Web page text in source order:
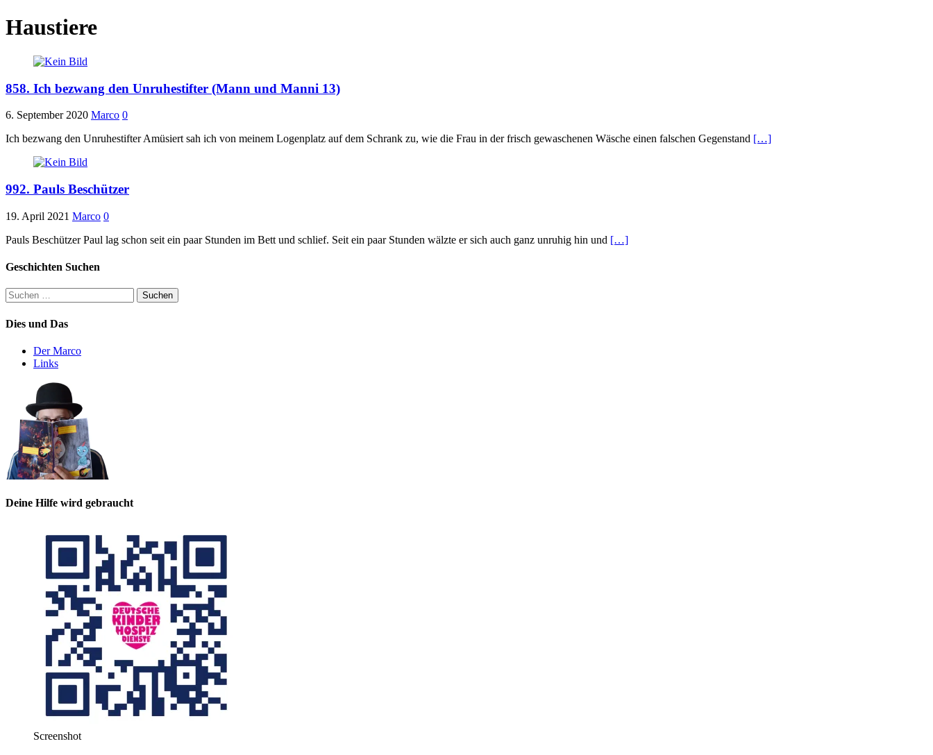
Haustiere
858. Ich bezwang den Unruhestifter (Mann und Manni 13)
6. September 2020 Marco 0
Ich bezwang den Unruhestifter Amüsiert sah ich von meinem Logenplatz auf dem Schrank zu, wie die Frau in der frisch gewaschenen Wäsche einen falschen Gegenstand […]
992. Pauls Beschützer
19. April 2021 Marco 0
Pauls Beschützer Paul lag schon seit ein paar Stunden im Bett und schlief. Seit ein paar Stunden wälzte er sich auch ganz unruhig hin und […]
Geschichten Suchen
Suchen
nach:
Dies und Das
Der Marco
Links
Deine Hilfe wird gebraucht
Screenshot